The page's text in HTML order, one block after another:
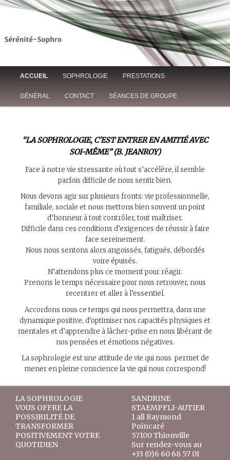
Sophrologue – Thionville,
Luxembourg-(57)- Gestion du
stress, Sommeil, Acouphènes,
Sandrine Staempfli-Autier: Séances de sophrologie individuelles et
collectives pour la gestion du stress, sommeil, préparation aux examens,
acouphènes, phobies, troubles des apprentissages, confiance en soi,
angoisse, anxiété, adultes, adolescents, enfants.
Main menu
Skip to primary content
Skip to secondary content
ACCUEIL SOPHROLOGIE PRESTATIONS
GÉNÉRAL CONTACT SÉANCES DE GROUPE
“LA SOPHROLOGIE, C’EST ENTRER EN AMITIÉ AVEC
SOI-MÊME” (B. JEANROY)
Face à notre vie stressante où tout s’accélère, il semble
parfois difficile de nous sentir bien.
Nous devons agir sur plusieurs fronts: vie professionnelle,
familiale, sociale et nous mettons bien souvent un point
d’honneur à tout contrôler, tout maîtriser.
Difficile dans ces conditions d’exigences de réussir à faire
face sereinement.
Nous nous sentons alors angoissés, fatigués, débordés
voire épuisés.
N’attendons plus ce moment pour réagir.
Prenons le temps nécessaire pour nous retrouver, nous
recentrer et aller à l’essentiel.
Accordons nous ce temps qui nous permettra, dans une
dynamique positive, d’optimiser nos capacités physiques et
mentales et d’apprendre à lâcher-prise en nous libérant de
nos pensées et émotions négatives.
La sophrologie est une attitude de vie qui nous permet de
mener en pleine conscience la vie qui nous correspond!
LA SOPHROLOGIE
VOUS OFFRE LA
POSSIBILITÉ DE
TRANSFORMER
POSITIVEMENT VOTRE
QUOTIDIEN
SANDRINE
STAEMPFLI-AUTIER
1 all Raymond
Poincaré
57100 Thionville
Sur rendez-vous au
+33 (0)6 60 68 57 01